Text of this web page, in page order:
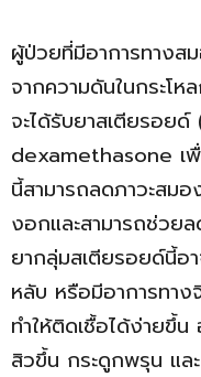
ผู้ป่วยที่มีอาการทางส
จากความดันในกระโ
จะได้รับยาสเตียรอย
dexamethasone เ
นี้สามารถลดภาวะสม
งอกและสามารถช่วย
ยากลุ่มสเตียรอยด์นี้อ
หลับ หรือมีอาการทาง
ทำให้ติดเชื้อได้ง่ายขึ้
สิวขึ้น กระดูกพรุน แล